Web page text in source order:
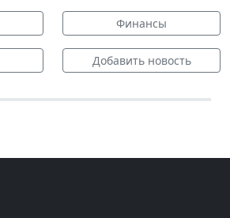
Финансы
Добавить новость